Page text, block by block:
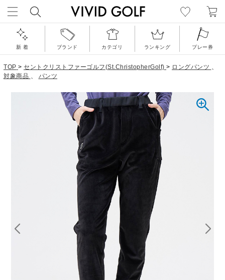
新 着 ブランド カテゴリ ランキング プレー券
TOP > セントクリストファーゴルフ(St.ChristopherGolf) > ロングパンツ 、
対象商品 、 パンツ